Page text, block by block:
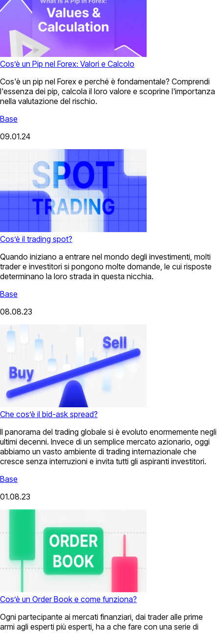
Cos’è un Pip nel Forex: Valori e Calcolo
Cos'è un pip nel Forex e perché è fondamentale? Comprendi
l'essenza dei pip, calcola il loro valore e scoprine l'importanza
nella valutazione del rischio.
Base
09.01.24
Cos’è il trading spot?
Quando iniziano a entrare nel mondo degli investimenti, molti
trader e investitori si pongono molte domande, le cui risposte
determinano la loro strada in questa nicchia.
Base
08.08.23
Che cos’è il bid-ask spread?
Il panorama del trading globale si è evoluto enormemente negli
ultimi decenni. Invece di un semplice mercato azionario, oggi
abbiamo un vasto ambiente di trading internazionale che
cresce senza interruzioni e invita tutti gli aspiranti investitori.
Base
01.08.23
Cos’è un Order Book e come funziona?
Ogni partecipante ai mercati finanziari, dai trader alle prime
armi agli esperti più esperti, ha a che fare con una serie di